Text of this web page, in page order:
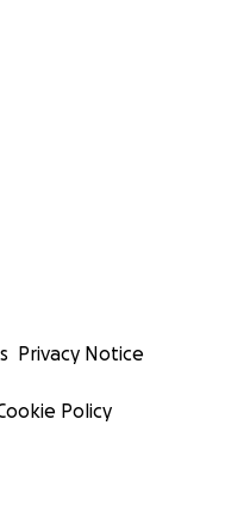
Privacy Notice
Policy